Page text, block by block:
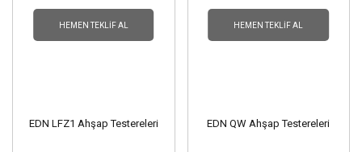
HEMEN TEKLIF AL
EDN LFZ1 Ahşap Testereleri
HEMEN TEKLIF AL
EDN QW Ahşap Testereleri